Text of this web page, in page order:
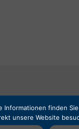
finden
unsere Website